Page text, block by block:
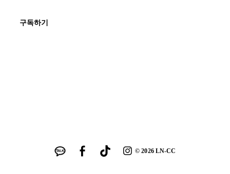
구독하기
©2026LN-CC